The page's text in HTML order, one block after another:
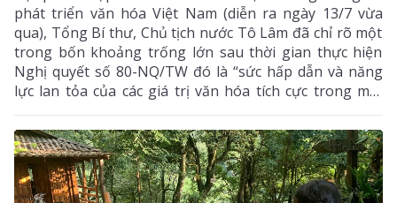
phát triển văn hóa Việt Nam (diễn ra ngày 13/7 vừa
qua), Tổng Bí thư, Chủ tịch nước Tô Lâm đã chỉ rõ một
trong bốn khoảng trống lớn sau thời gian thực hiện
Nghị quyết số 80-NQ/TW đó là “sức hấp dẫn và năng
lực lan tỏa của các giá trị văn hóa tích cực trong môi
trường số chưa theo kịp tốc độ phát triển của các nền
tảng và nội dung số”. Đây là điểm nghẽn đang cản trở
quá trình chuyển hóa văn hóa thành nguồn lực nội
sinh, sức mạnh mềm và động lực phát triển đất nước.